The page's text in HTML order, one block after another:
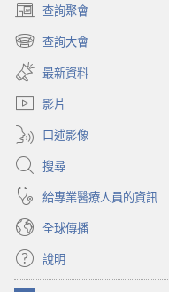
查詢聚會
（開
啟
新
視
窗）
查詢大會
（開
啟
新
視
最新資料
影片
口述影像
搜尋
給專業醫療人員的資訊
全球傳播
說明